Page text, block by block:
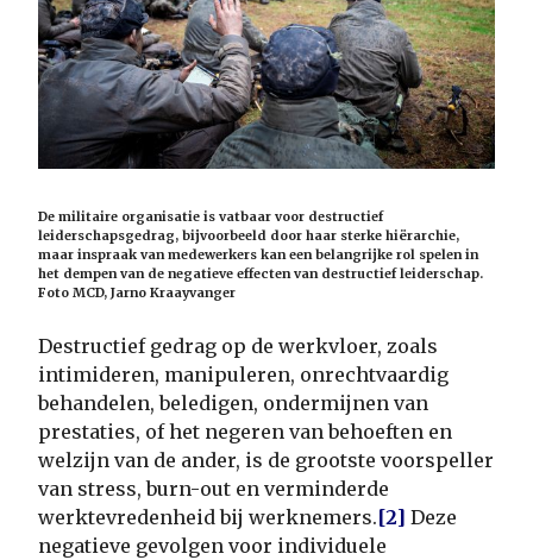
De militaire organisatie is vatbaar voor destructief
leiderschapsgedrag, bijvoorbeeld door haar sterke hiërarchie,
maar inspraak van medewerkers kan een belangrijke rol spelen in
het dempen van de negatieve effecten van destructief leiderschap.
Foto MCD, Jarno Kraayvanger
Destructief gedrag op de werkvloer, zoals
intimideren, manipuleren, onrechtvaardig
behandelen, beledigen, ondermijnen van
prestaties, of het negeren van behoeften en
welzijn van de ander, is de grootste voorspeller
van stress, burn-out en verminderde
werktevredenheid bij werknemers.[2] Deze
negatieve gevolgen voor individuele